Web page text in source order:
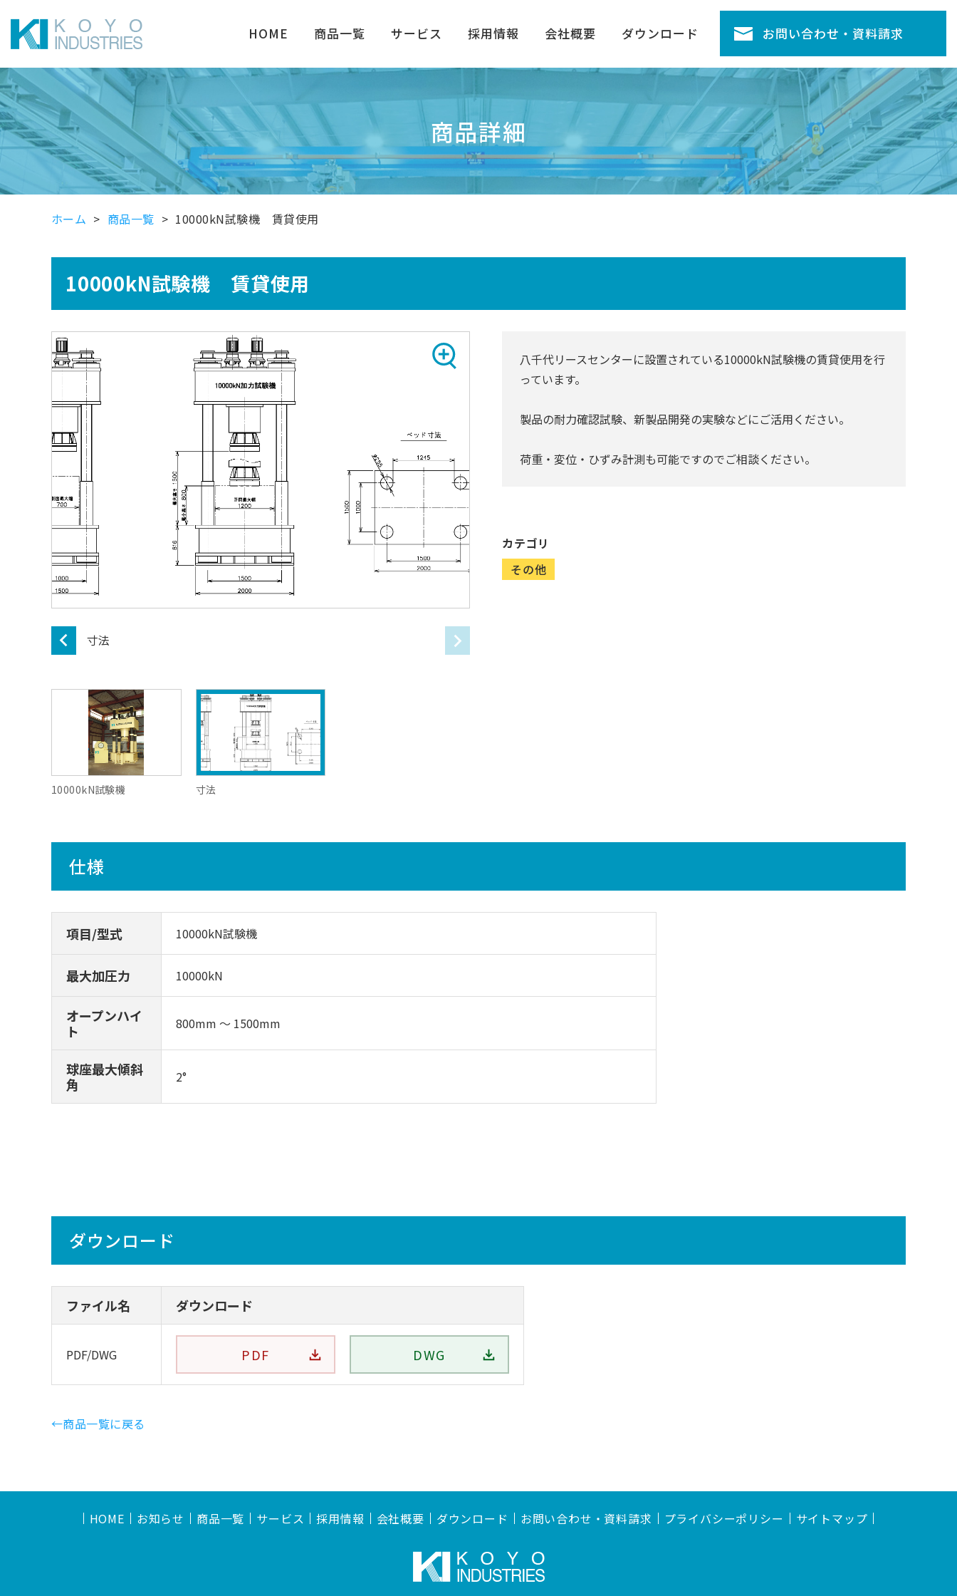
HOME 商品一覧 サービス 採用情報 会社概要 ダウンロード お問い合わせ・資料請求
商品詳細
ホーム 商品一覧 10000kN試験機 賃貸使用
10000kN試験機 賃貸使用
寸法
10000kN試験機 寸法
八千代リースセンターに設置されている10000kN試験機の賃貸使用を行
っています。
製品の耐力確認試験、新製品開発の実験などにご活用ください。
荷重・変位・ひずみ計測も可能ですのでご相談ください。
カテゴリ
その他
仕様
項目/型式 10000kN試験機
最大加圧力 10000kN
オープンハイ
ト
800mm ～ 1500mm
球座最大傾斜
角
2°
ダウンロード
ファイル名 ダウンロード
PDF/DWG PDF DWG
←商品一覧に戻る
HOME お知らせ 商品一覧 サービス 採用情報 会社概要 ダウンロード お問い合わせ・資料請求 プライバシーポリシー サイトマップ